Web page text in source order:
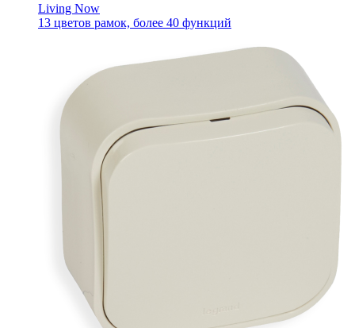
Living Now
13 цветов рамок, более 40 функций